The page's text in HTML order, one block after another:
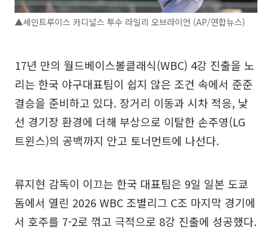
▲세인트루이스 카디널스 투수 라일리 오브라이언 (AP/연합뉴스)
17년 만의 월드베이스볼클래식(WBC) 4강 진출을 노
리는 한국 야구대표팀이 쉽지 않은 조건 속에서 준준
결승을 준비하고 있다. 장거리 이동과 시차 적응, 낯
선 경기장 환경에 더해 부상으로 이탈한 손주영(LG
트윈스)의 공백까지 안고 토너먼트에 나선다.
류지현 감독이 이끄는 한국 대표팀은 9일 일본 도쿄
돔에서 열린 2026 WBC 조별리그 C조 마지막 경기에
서 호주를 7-2로 꺾고 극적으로 8강 진출에 성공했다.